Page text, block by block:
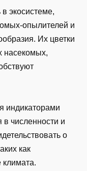
экосистеме,
опылителей и
Их цветки
насекомых,
индикаторами
численности и
о
как
климата.